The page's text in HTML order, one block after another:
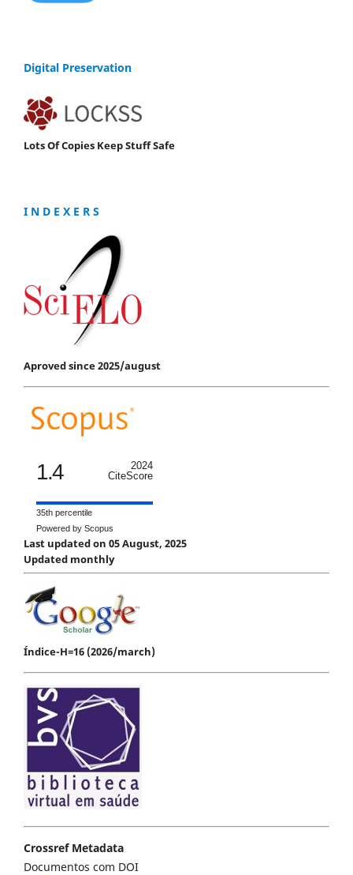
Digital Preservation
Lots Of Copies Keep Stuff Safe
I N D E X E R S
Aproved since 2025/august
1.4
2024
CiteScore
35th percentile
Powered by Scopus
Last updated on 05 August, 2025
Updated monthly
Índice-H=16 (2026/march)
Crossref Metadata
Documentos com DOI